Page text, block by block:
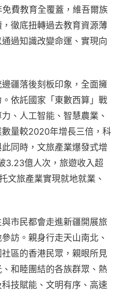
費教育全覆蓋，維吾爾族
徹底扭轉過去教育資源薄
過知識改變命運、實現向
疆落後刻板印象，全面擁
依託國家「東數西算」戰
、人工智能、智慧農業、
量較2020年增長三倍，科
同時，文旅產業爆發式增
3.23億人次，旅遊收入超
文旅產業實現就地就業、
市民都會走進新疆開展旅
訪。親身行走天山南北、
區的香港民眾，親眼所見
和睦團結的各族群眾、熱
技賦能、文明有序、高速